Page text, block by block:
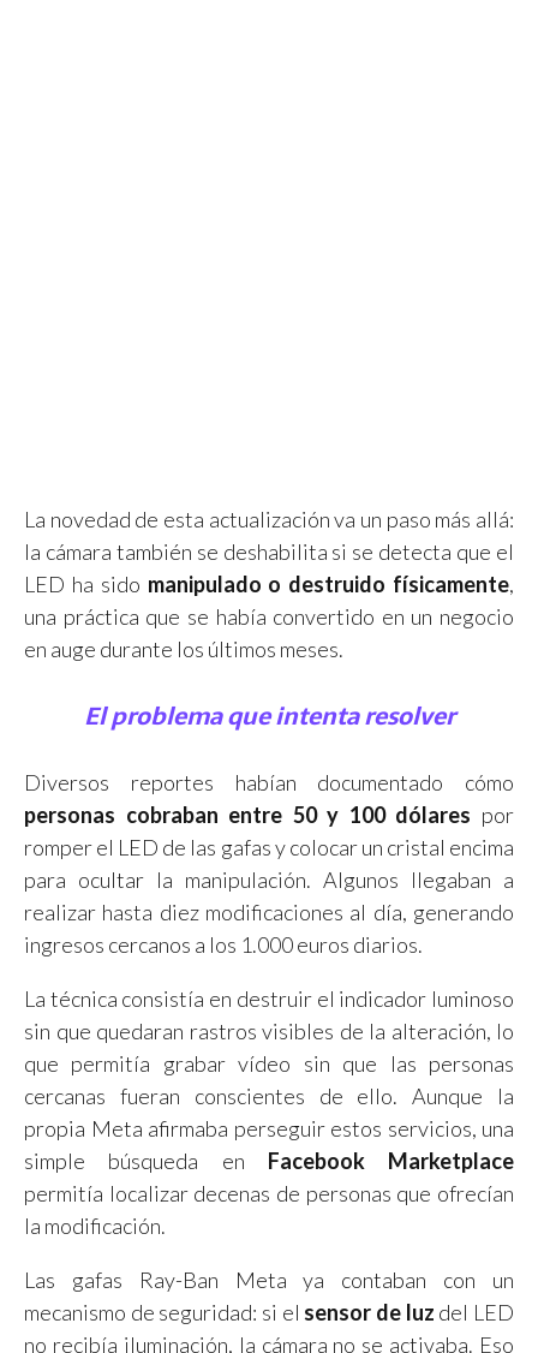
La novedad de esta actualización va un paso más allá:
la cámara también se deshabilita si se detecta que el
LED ha sido manipulado o destruido físicamente,
una práctica que se había convertido en un negocio
en auge durante los últimos meses.
El problema que intenta resolver
Diversos reportes habían documentado cómo
personas cobraban entre 50 y 100 dólares por
romper el LED de las gafas y colocar un cristal encima
para ocultar la manipulación. Algunos llegaban a
realizar hasta diez modificaciones al día, generando
ingresos cercanos a los 1.000 euros diarios.
La técnica consistía en destruir el indicador luminoso
sin que quedaran rastros visibles de la alteración, lo
que permitía grabar vídeo sin que las personas
cercanas fueran conscientes de ello. Aunque la
propia Meta afirmaba perseguir estos servicios, una
simple búsqueda en Facebook Marketplace
permitía localizar decenas de personas que ofrecían
la modificación.
Las gafas Ray-Ban Meta ya contaban con un
mecanismo de seguridad: si el sensor de luz del LED
no recibía iluminación, la cámara no se activaba. Eso